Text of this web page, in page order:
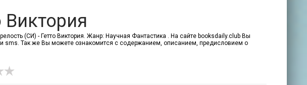
Виктория
(СИ) - Гетто Виктория. Жанр: Научная Фантастика . На сайте booksdaily.club Вы
и sms. Так же Вы можете ознакомится с содержанием, описанием, предисловием о